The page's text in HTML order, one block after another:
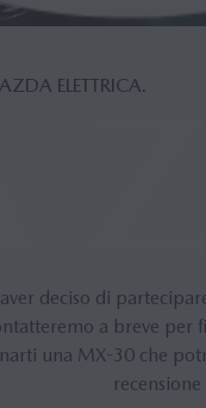
ELETTRICA.
deciso di
a breve per
una MX-30 che